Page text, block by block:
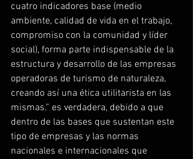
cuatro indicadores base (medio
ambiente, calidad de vida en el trabajo,
compromiso con la comunidad y líder
social), forma parte indispensable de la
estructura y desarrollo de las empresas
operadoras de turismo de naturaleza,
creando así una ética utilitarista en las
mismas.” es verdadera, debido a que
dentro de las bases que sustentan este
tipo de empresas y las normas
nacionales e internacionales que